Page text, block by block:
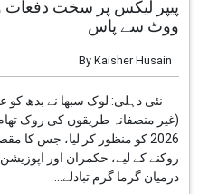
National
پیپر لیکس پر سخت دفعات
ووٹ سے پاس
By Kaisher Husain
نئی دہلی: لوک سبھا نے بدھ کو
(غیر منصفانہ طریقوں کی روک